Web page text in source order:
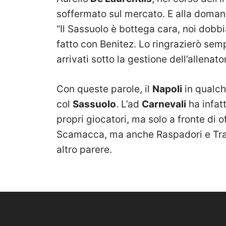
soffermato sul mercato. E alla
“Il Sassuolo è bottega cara, noi
fatto con Benitez. Lo ringrazierò
arrivati sotto la gestione
Con queste parole, il Napoli in
col Sassuolo. L’ad Carnevali ha
propri giocatori, ma solo a fronte di
Scamacca, ma anche Raspadori e
altro parere.